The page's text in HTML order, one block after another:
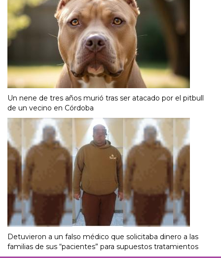
Un nene de tres años murió tras ser atacado por el pitbull
de un vecino en Córdoba
Detuvieron a un falso médico que solicitaba dinero a las
familias de sus “pacientes” para supuestos tratamientos